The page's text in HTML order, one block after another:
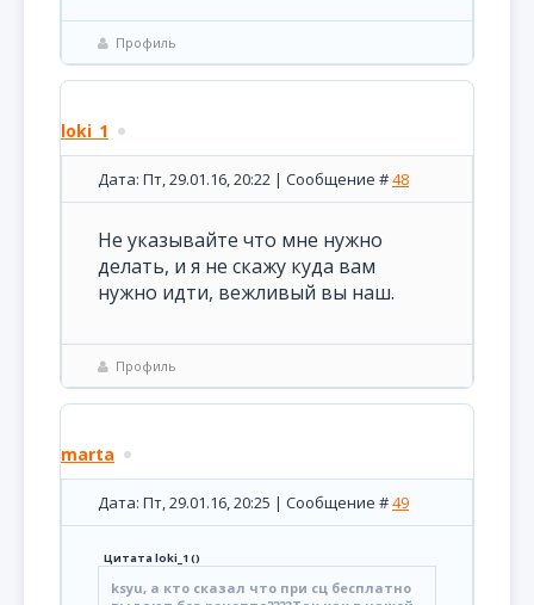
Профиль
loki_1
Дата: Пт, 29.01.16, 20:22 | Сообщение #48
Не указывайте что мне нужно
делать, и я не скажу куда вам
нужно идти, вежливый вы наш.
Профиль
marta
Дата: Пт, 29.01.16, 20:25 | Сообщение #49
Цитатаloki_1()
ksyu, а кто сказал что при сц бесплатно